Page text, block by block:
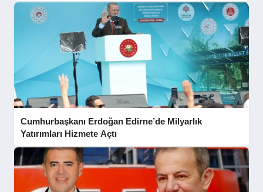
Cumhurbaşkanı Erdoğan Edirne’de Milyarlık
Yatırımları Hizmete Açtı